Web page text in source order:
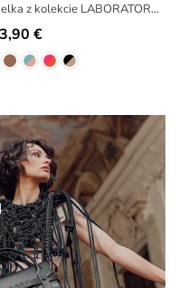
kabelka z kolekcie LABORATORY x ANTONIN SIMON
€